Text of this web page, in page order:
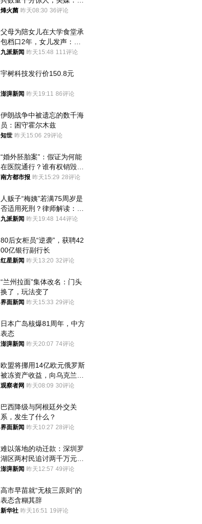
朝要动真格？
烽火菌 昨天08:30 36评论
父母为陪女儿在大学食堂承
包档口2年，女儿发声：初
衷是为了陪伴，毕业后将不
九派新闻 昨天15:48 111评论
宇树科技发行价150.8元
澎湃新闻 昨天19:11 86评论
伊朗战争中被遗忘的数千海
员：困守霍尔木兹
知世 昨天15:06 29评论
“婚外胚胎案”：假证为何能
在医院通行？谁有权销毁胚
胎？
南方都市报 昨天15:29 28评论
人贩子“梅姨”若满75周岁是
否适用死刑？律师解读：很
大概率不会被判处死刑
九派新闻 昨天19:48 144评论
80后女柜员“逆袭”，获聘42
00亿银行副行长
红星新闻 昨天13:20 32评论
“兰州拉面”集体改名：门头
换了，玩法变了
界面新闻 昨天15:33 29评论
日本广岛核爆81周年，中方
表态
澎湃新闻 昨天20:07 74评论
欧盟将挪用14亿欧元俄罗斯
被冻资产收益，向乌克兰提
供援助
观察者网 昨天08:09 30评论
巴西降级与阿根廷外交关
系，发生了什么？
界面新闻 昨天10:27 28评论
难以落地的动迁款：深圳罗
湖区两村民追讨两千万元动
迁款八年未果
澎湃新闻 昨天12:57 49评论
高市早苗就“无核三原则”的
表态含糊其辞
新华社 昨天16:51 19评论